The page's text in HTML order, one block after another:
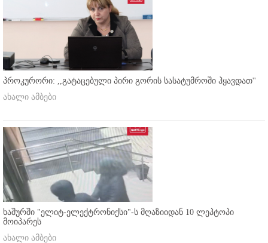
პროკურორი: ,,გატაცებული პირი გორის სასატუმროში ჰყავდათ''
ახალი ამბები
ხაშურში "ელიტ-ელექტრონიქსი"-ს მღაზიიდან 10 ლეპტოპი
მოიპარეს
ახალი ამბები